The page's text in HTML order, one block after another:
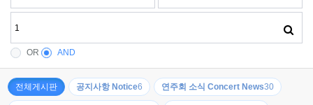
OR AND
전체게시판 공지사항 Notice6 연주회 소식 Concert News30